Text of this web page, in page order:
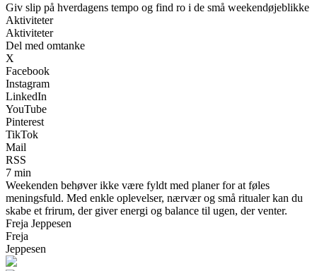
Giv slip på hverdagens tempo og find ro i de små weekendøjeblikke
Aktiviteter
Aktiviteter
Del med omtanke
X
Facebook
Instagram
LinkedIn
YouTube
Pinterest
TikTok
Mail
RSS
7 min
Weekenden behøver ikke være fyldt med planer for at føles
meningsfuld. Med enkle oplevelser, nærvær og små ritualer kan du
skabe et frirum, der giver energi og balance til ugen, der venter.
Freja Jeppesen
Freja
Jeppesen